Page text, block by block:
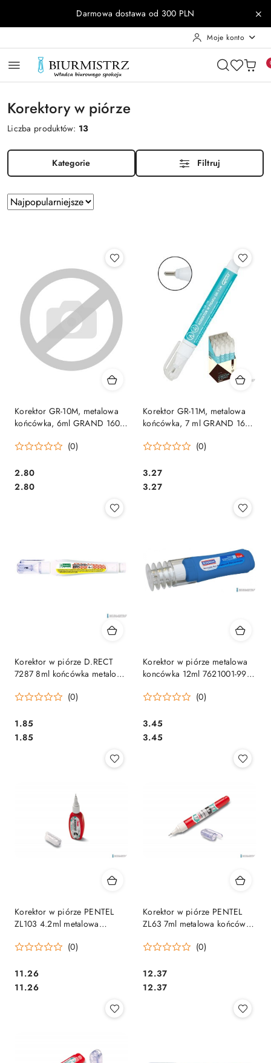
Przejdź do treści głównej
Przejdź do wyszukiwarki
Przejdź do moje konto
Przejdź do menu głównego
Przejdź do stopkiDarmowa dostawa od 300 PLN
Moje konto
Korektory w piórze
Liczba produktów: 13
Kategorie Filtruj
Zastosowano
sortowanie:
Sortuj
według
Korektor GR-10M, metalowa
końcówka, 6ml GRAND 160-
(0)
Cena:
2.80
Cena:
2.80
Korektor GR-11M, metalowa
końcówka, 7 ml GRAND 160-
(0)
Cena:
3.27
Cena:
3.27
Korektor w piórze D.RECT
7287 8ml końcówka metalowa
(0)
Cena:
1.85
Cena:
1.85
Korektor w piórze metalowa
koncówka 12ml 7621001-99
(0)
Cena:
3.45
Cena:
3.45
Korektor w piórze PENTEL
ZL103 4.2ml metalowa
(0)
Cena:
11.26
Cena:
11.26
Korektor w piórze PENTEL
ZL63 7ml metalowa końcówka
(0)
Cena:
12.37
Cena:
12.37